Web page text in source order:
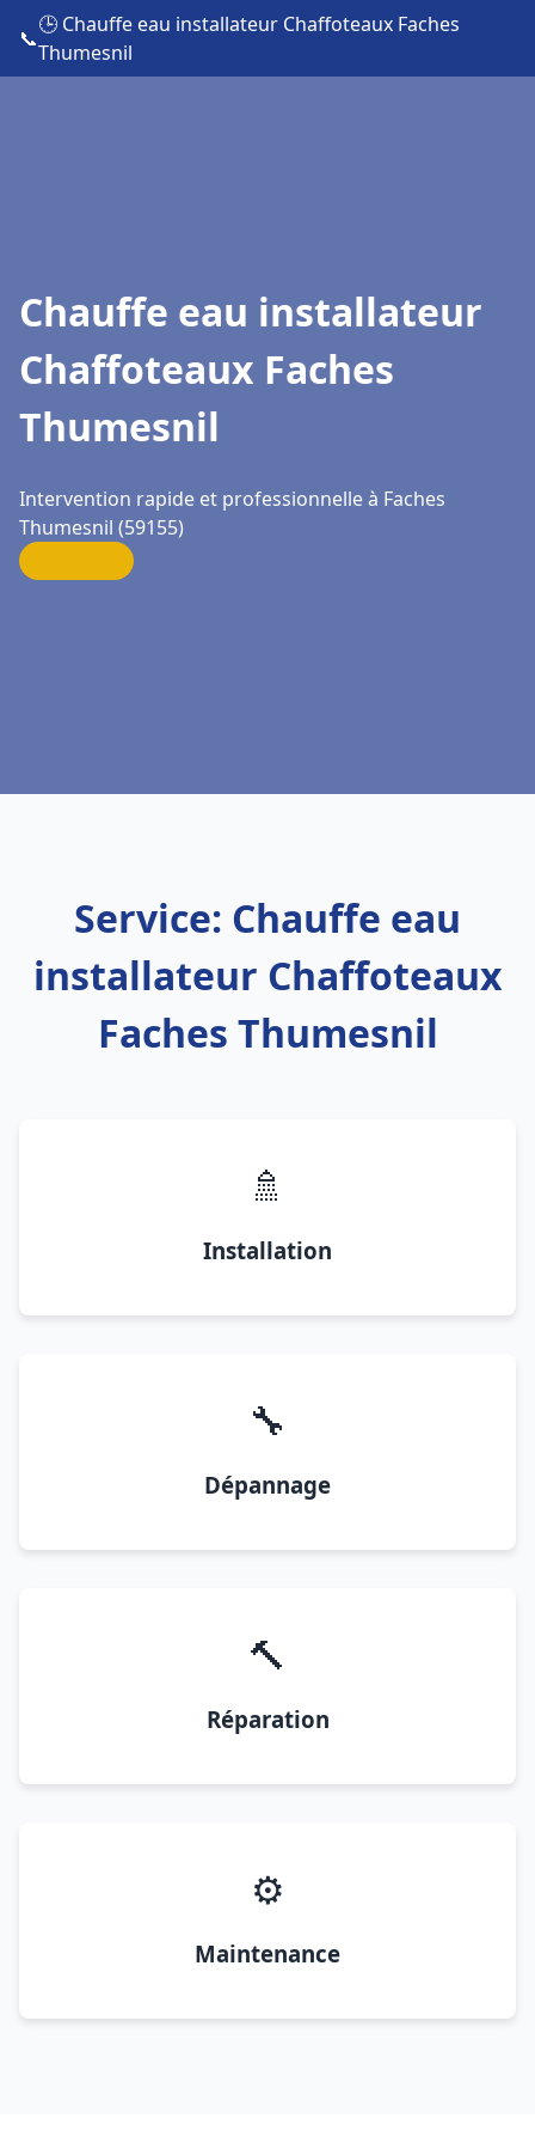
📞
🕒 Chauffe eau installateur Chaffoteaux Faches
Thumesnil
Chauffe eau installateur
Chaffoteaux Faches
Thumesnil
Intervention rapide et professionnelle à Faches
Thumesnil (59155)
Service: Chauffe eau
installateur Chaffoteaux
Faches Thumesnil
🚿
Installation
🔧
Dépannage
🔨
Réparation
⚙️
Maintenance